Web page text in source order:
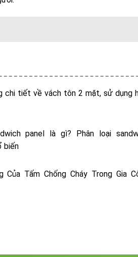
chi tiết về vách tôn 2 mặt, sử dụng
panel là gì? Phân loại
biến
Của Tấm Chống Cháy Trong Gia